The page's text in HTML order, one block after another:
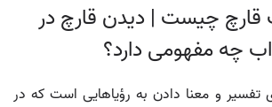
قارچ چیست | دیدن قارچ در
چه مفهومی دارد؟
تفسیر و معنا دادن به رؤیاهایی است که در